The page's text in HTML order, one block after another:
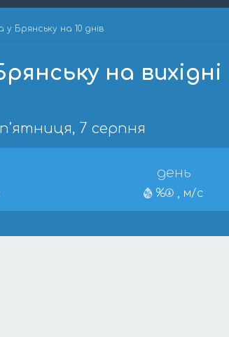
у Брянську на 10 днів
на вихідні
п’ятниця, 7 серпня
день
% , м/с